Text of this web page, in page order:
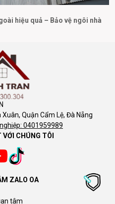
hiệu quả – Bảo vệ ngôi nhà
Quận Cẩm Lệ, Đà Nẵng
0401959989
VỚI CHÚNG TÔI
ZALO OA
tâm